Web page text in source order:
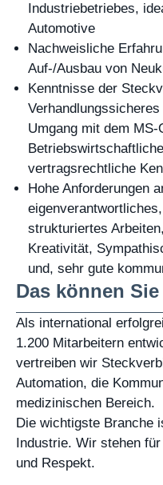
Industriebetriebes,
Automotive
Nachweisliche
Auf-/Ausbau von
Kenntnisse der
Umgang mit dem
vertragsrechtliche
Hohe Anforderungen
strukturiertes
Kreativität,
und, sehr gute
Das können
Als international
1.200 Mitarbeitern
vertreiben wir
Automation, die
medizinischen Bereich.
Die wichtigste Branche
Industrie. Wir stehen
und Respekt.